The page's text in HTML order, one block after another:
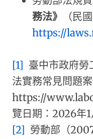
務法》
（民
https://
[1] 臺中市政府
法實務常見問題
https://
覽日期：2026年1
[2] 勞動部（